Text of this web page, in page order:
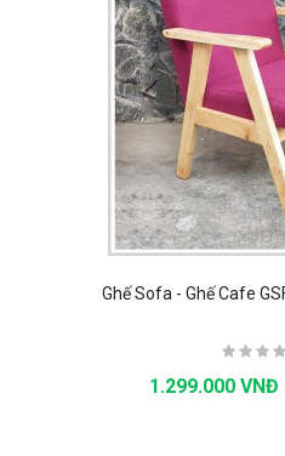
Ghế Sofa - Ghế Cafe
1.299.000 VNĐ